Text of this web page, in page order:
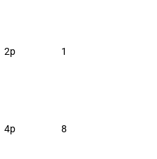
2p 1
4p 8